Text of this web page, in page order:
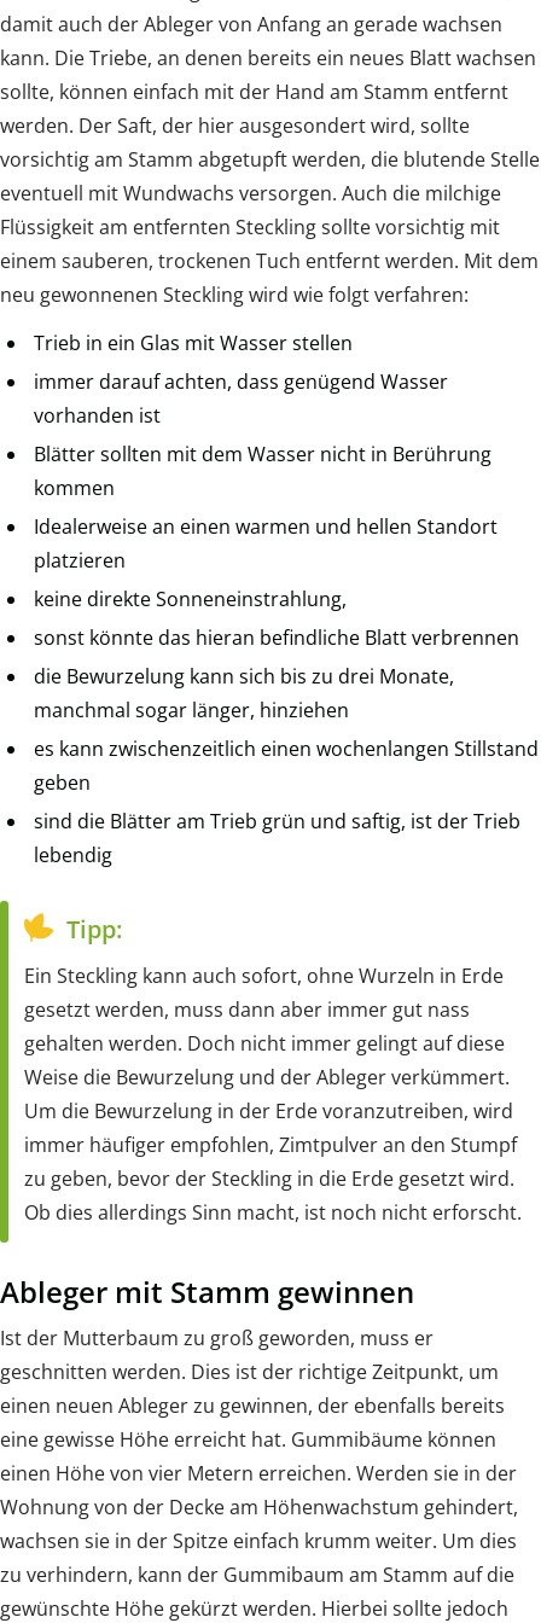
damit auch der Ableger von Anfang an gerade wachsen
kann. Die Triebe, an denen bereits ein neues Blatt wachsen
sollte, können einfach mit der Hand am Stamm entfernt
werden. Der Saft, der hier ausgesondert wird, sollte
vorsichtig am Stamm abgetupft werden, die blutende Stelle
eventuell mit Wundwachs versorgen. Auch die milchige
Flüssigkeit am entfernten Steckling sollte vorsichtig mit
einem sauberen, trockenen Tuch entfernt werden. Mit dem
neu gewonnenen Steckling wird wie folgt verfahren:
Trieb in ein Glas mit Wasser stellen
immer darauf achten, dass genügend Wasser
vorhanden ist
Blätter sollten mit dem Wasser nicht in Berührung
kommen
Idealerweise an einen warmen und hellen Standort
platzieren
keine direkte Sonneneinstrahlung,
sonst könnte das hieran befindliche Blatt verbrennen
die Bewurzelung kann sich bis zu drei Monate,
manchmal sogar länger, hinziehen
es kann zwischenzeitlich einen wochenlangen Stillstand
geben
sind die Blätter am Trieb grün und saftig, ist der Trieb
lebendig
Tipp:
Ein Steckling kann auch sofort, ohne Wurzeln in Erde
gesetzt werden, muss dann aber immer gut nass
gehalten werden. Doch nicht immer gelingt auf diese
Weise die Bewurzelung und der Ableger verkümmert.
Um die Bewurzelung in der Erde voranzutreiben, wird
immer häufiger empfohlen, Zimtpulver an den Stumpf
zu geben, bevor der Steckling in die Erde gesetzt wird.
Ob dies allerdings Sinn macht, ist noch nicht erforscht.
Ableger mit Stamm gewinnen
Ist der Mutterbaum zu groß geworden, muss er
geschnitten werden. Dies ist der richtige Zeitpunkt, um
einen neuen Ableger zu gewinnen, der ebenfalls bereits
eine gewisse Höhe erreicht hat. Gummibäume können
einen Höhe von vier Metern erreichen. Werden sie in der
Wohnung von der Decke am Höhenwachstum gehindert,
wachsen sie in der Spitze einfach krumm weiter. Um dies
zu verhindern, kann der Gummibaum am Stamm auf die
gewünschte Höhe gekürzt werden. Hierbei sollte jedoch